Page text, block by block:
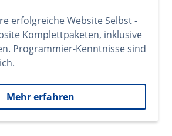
erfolgreiche Website Selbst -
Komplettpaketen, inklusive
Programmier-Kenntnisse sind
Mehr erfahren